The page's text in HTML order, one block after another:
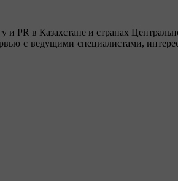
и PR в Казахстане и странах
с ведущими специалистами,